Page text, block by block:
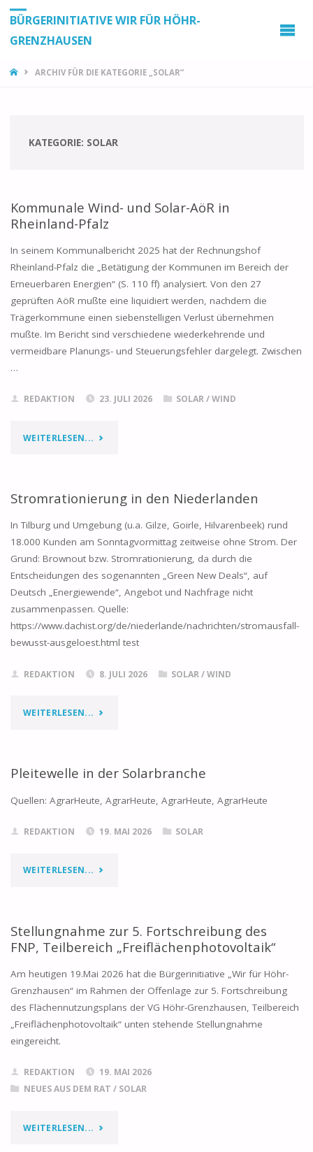
BÜRGERINITIATIVE WIR FÜR HÖHR-
GRENZHAUSEN
STARTARCHIV FÜR DIE KATEGORIE „SOLAR“
KATEGORIE: SOLAR
Kommunale Wind- und Solar-AöR in
Rheinland-Pfalz
In seinem Kommunalbericht 2025 hat der Rechnungshof
Rheinland-Pfalz die „Betätigung der Kommunen im Bereich der
Erneuerbaren Energien“ (S. 110 ff) analysiert. Von den 27
geprüften AöR mußte eine liquidiert werden, nachdem die
Trägerkommune einen siebenstelligen Verlust übernehmen
mußte. Im Bericht sind verschiedene wiederkehrende und
vermeidbare Planungs- und Steuerungsfehler dargelegt. Zwischen
…
REDAKTION 23. JULI 2026 SOLAR/WIND
WEITERLESEN... "KOMMUNALE
SOLAR-
AÖR
IN
RHEINLAND-
PFALZ"
Stromrationierung in den Niederlanden
In Tilburg und Umgebung (u.a. Gilze, Goirle, Hilvarenbeek) rund
18.000 Kunden am Sonntagvormittag zeitweise ohne Strom. Der
Grund: Brownout bzw. Stromrationierung, da durch die
Entscheidungen des sogenannten „Green New Deals“, auf
Deutsch „Energiewende“, Angebot und Nachfrage nicht
zusammenpassen. Quelle:
https://www.dachist.org/de/niederlande/nachrichten/stromausfall-
bewusst-ausgeloest.html test
REDAKTION 8. JULI 2026 SOLAR/WIND
WEITERLESEN... "STROMRATIONIERUNG
DEN
NIEDERLANDEN"
Pleitewelle in der Solarbranche
Quellen: AgrarHeute, AgrarHeute, AgrarHeute, AgrarHeute
REDAKTION 19. MAI 2026 SOLAR
WEITERLESEN... "PLEITEWELLE
SOLARBRANCHE"
Stellungnahme zur 5. Fortschreibung des
FNP, Teilbereich „Freiflächenphotovoltaik“
Am heutigen 19.Mai 2026 hat die Bürgerinitiative „Wir für Höhr-
Grenzhausen“ im Rahmen der Offenlage zur 5. Fortschreibung
des Flächennutzungsplans der VG Höhr-Grenzhausen, Teilbereich
„Freiflächenphotovoltaik“ unten stehende Stellungnahme
eingereicht.
REDAKTION
19. MAI 2026
NEUES AUS DEM RAT / SOLAR
WEITERLESEN... "STELLUNGNAHME